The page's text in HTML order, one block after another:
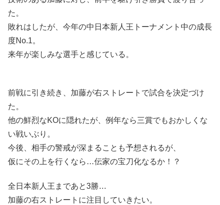
た。
敗れはしたが、今年の中日本新人王トーナメント中の成長
度No.1。
来年が楽しみな選手と感じている。
前戦に引き続き、加藤が右ストレートで試合を決定づけ
た。
他の鮮烈なKOに隠れたが、例年なら三賞でもおかしくな
い戦いぶり。
今後、相手の警戒が深まることも予想されるが、
仮にその上を行くなら…伝家の宝刀化なるか！？
全日本新人王まであと3勝…
加藤の右ストレートに注目していきたい。